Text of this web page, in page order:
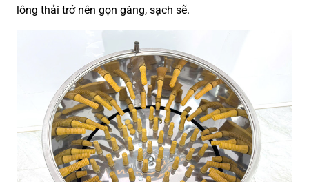
lông thải trở nên gọn gàng, sạch sẽ.